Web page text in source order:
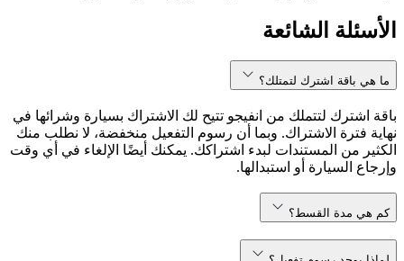
الأسئلة الشائعة
ما هي باقة اشترك لتمتلك؟
باقة اشترك لتتملك من انفيجو تتيح لك الاشتراك بسيارة وشرائها في
نهاية فترة الاشتراك. وبما أن رسوم التفعيل منخفضة، لا نطلب منك
الكثير من المستندات لبدء اشتراكك. يمكنك أيضًا الإلغاء في أي وقت
وإرجاع السيارة أو استبدالها.
كم هي مدة القسط؟